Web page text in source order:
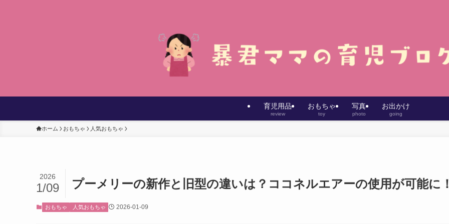
育児用品
review
おもちゃ
toy
写真
photo
お出かけ
going
ホーム おもちゃ 人気おもちゃ
プーメリーの新作と旧型の違いは？ココネルエアーの使用が可能に
2026
1/09
おもちゃ 人気おもちゃ 2026-01-09